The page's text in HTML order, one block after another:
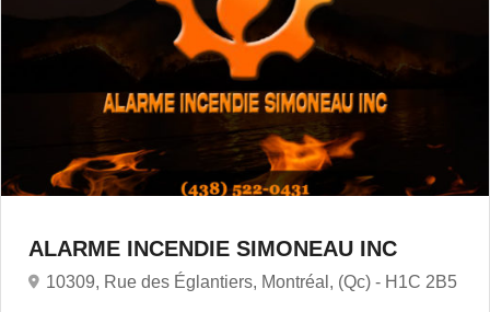
ALARME INCENDIE SIMONEAU INC
10309, Rue des Églantiers, Montréal, (Qc) - H1C 2B5